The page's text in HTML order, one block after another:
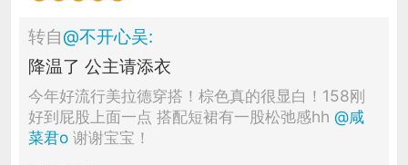
转自@不开心吴:
降温了 公主请添衣
今年好流行美拉德穿搭！棕色真的很显白！158刚
好到屁股上面一点 搭配短裙有一股松弛感hh@咸
菜君o 谢谢宝宝！